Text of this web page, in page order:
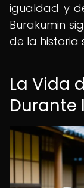
igualdad y
Burakumin
de la historia
La Vida
Durante